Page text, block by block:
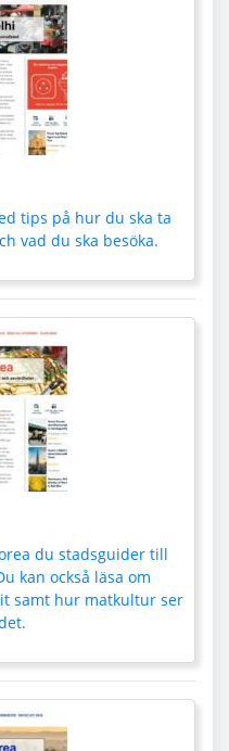
tips på hur du ska ta
vad du ska besöka.
du stadsguider till
kan också läsa om
samt hur matkultur ser